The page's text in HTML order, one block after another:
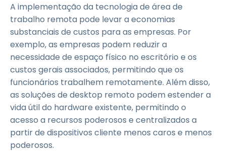
A implementação da tecnologia de área de
trabalho remota pode levar a economias
substanciais de custos para as empresas. Por
exemplo, as empresas podem reduzir a
necessidade de espaço físico no escritório e os
custos gerais associados, permitindo que os
funcionários trabalhem remotamente. Além disso,
as soluções de desktop remoto podem estender a
vida útil do hardware existente, permitindo o
acesso a recursos poderosos e centralizados a
partir de dispositivos cliente menos caros e menos
poderosos.